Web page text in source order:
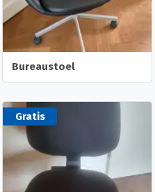
Bureaustoel
Gratis